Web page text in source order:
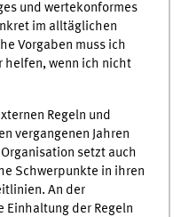
und wertekonformes
im alltäglichen
Vorgaben muss ich
helfen, wenn ich nicht
Regeln und
vergangenen Jahren
setzt auch
Schwerpunkte in ihren
An der
Einhaltung der Regeln